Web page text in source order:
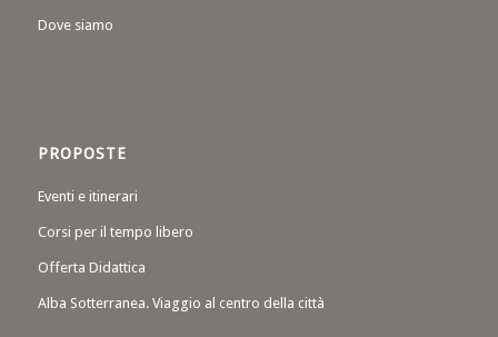
Dove siamo
PROPOSTE
Eventi e itinerari
Corsi per il tempo libero
Offerta Didattica
Alba Sotterranea. Viaggio al centro della città